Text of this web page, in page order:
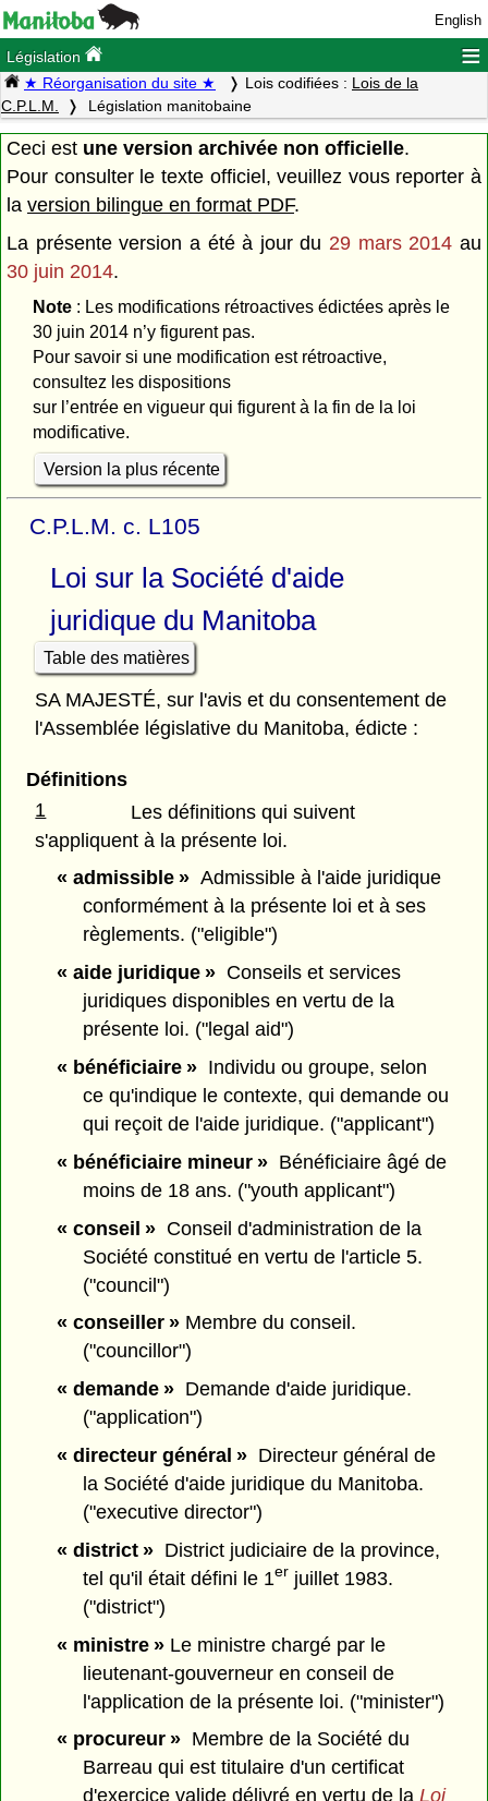
English
Législation ≡
★ Réorganisation du site ★ Lois codifiées : Lois de la
C.P.L.M.
Législation manitobaine
Ceci est une version archivée non officielle.
Pour consulter le texte officiel, veuillez vous reporter à
la version bilingue en format PDF.
La présente version a été à jour du 29 mars 2014 au
30 juin 2014.
Note: Les modifications rétroactives édictées après le
30 juin 2014 n’y figurent pas.
Pour savoir si une modification est rétroactive,
consultez les dispositions
sur l’entrée en vigueur qui figurent à la fin de la loi
modificative.
Version la plus récente
C.P.L.M. c. L105
Loi sur la Société d'aide
juridique du Manitoba
Table des matières
SA MAJESTÉ, sur l'avis et du consentement de
l'Assemblée législative du Manitoba, édicte :
Définitions
1
Les définitions qui suivent
s'appliquent à la présente loi.
« admissible »Admissible à l'aide juridique
conformément à la présente loi et à ses
règlements. ("eligible")
« aide juridique »Conseils et services
juridiques disponibles en vertu de la
présente loi. ("legal aid")
« bénéficiaire »Individu ou groupe, selon
ce qu'indique le contexte, qui demande ou
qui reçoit de l'aide juridique. ("applicant")
« bénéficiaire mineur »Bénéficiaire âgé de
moins de 18 ans. ("youth applicant")
« conseil »Conseil d'administration de la
Société constitué en vertu de l'article 5.
("council")
« conseiller »Membre du conseil.
("councillor")
« demande »Demande d'aide juridique.
("application")
« directeur général »Directeur général de
la Société d'aide juridique du Manitoba.
("executive director")
« district »District judiciaire de la province,
tel qu'il était défini le 1er juillet 1983.
("district")
« ministre »Le ministre chargé par le
lieutenant-gouverneur en conseil de
l'application de la présente loi. ("minister")
« procureur »Membre de la Société du
Barreau qui est titulaire d'un certificat
d'exercice valide délivré en vertu de laLoi